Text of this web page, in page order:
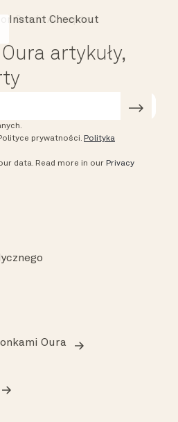
Instant Checkout
artykuły,
prywatności. Polityka
data. Read more in our Privacy
Oura